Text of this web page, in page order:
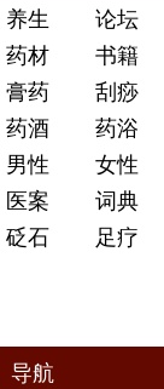
养生
论坛
药材
书籍
膏药
刮痧
药酒
药浴
男性
女性
医案
词典
砭石 足疗
导航